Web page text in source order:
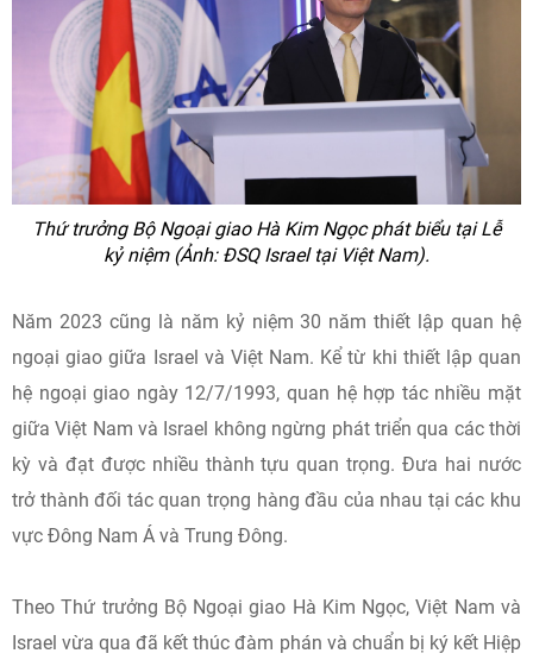
Thứ trưởng Bộ Ngoại giao Hà Kim Ngọc phát biểu tại Lễ
kỷ niệm (Ảnh: ĐSQ Israel tại Việt Nam).
Năm 2023 cũng là năm kỷ niệm 30 năm thiết lập quan hệ
ngoại giao giữa Israel và Việt Nam. Kể từ khi thiết lập quan
hệ ngoại giao ngày 12/7/1993, quan hệ hợp tác nhiều mặt
giữa Việt Nam và Israel không ngừng phát triển qua các thời
kỳ và đạt được nhiều thành tựu quan trọng. Đưa hai nước
trở thành đối tác quan trọng hàng đầu của nhau tại các khu
vực Đông Nam Á và Trung Đông.
Theo Thứ trưởng Bộ Ngoại giao Hà Kim Ngọc, Việt Nam và
Israel vừa qua đã kết thúc đàm phán và chuẩn bị ký kết Hiệp